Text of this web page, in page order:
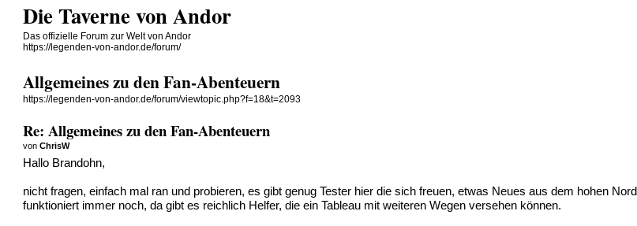
Die Taverne von Andor
Das offizielle Forum zur Welt von Andor
https://legenden-von-andor.de/forum/
Allgemeines zu den Fan-Abenteuern
https://legenden-von-andor.de/forum/viewtopic.php?f=18&t=2093
Re: Allgemeines zu den Fan-Abenteuern
vonChrisW
Hallo Brandohn,
nicht fragen, einfach mal ran und probieren, es gibt genug Tester hier die sich freuen, etwas Neues aus dem hohen
funktioniert immer noch, da gibt es reichlich Helfer, die ein Tableau mit weiteren Wegen versehen können.